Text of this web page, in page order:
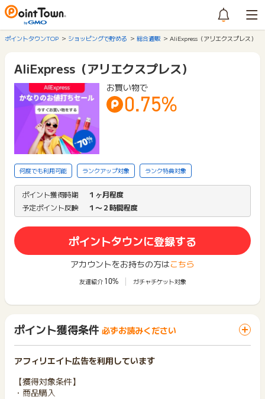
ポイントタウンTOP ショッピングで貯める 総合通販 AliExpress（アリエクスプレス）
AliExpress（アリエクスプレス）
お買い物で
0.75%
何度でも利用可能 ランクアップ対象 ランク特典対象
ポイント獲得時期
１ヶ月程度
予定ポイント反映
１〜２時間程度
ポイントタウンに登録する
アカウントをお持ちの方はこちら
友達紹介 10% ガチャチケット対象
ポイント獲得条件 必ずお読みください
アフィリエイト広告を利用しています
【獲得対象条件】
・商品購入